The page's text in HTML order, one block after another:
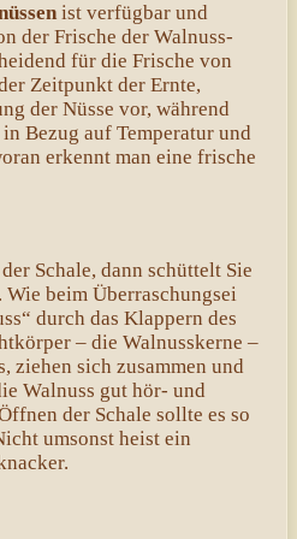
ist verfügbar und
der Frische der Walnuss-
für die Frische von
Zeitpunkt der Ernte,
der Nüsse vor, während
Bezug auf Temperatur und
erkennt man eine frische
Schale, dann schüttelt Sie
beim Überraschungsei
durch das Klappern des
– die Walnusskerne –
ziehen sich zusammen und
Walnuss gut hör- und
der Schale sollte es so
umsonst heist ein